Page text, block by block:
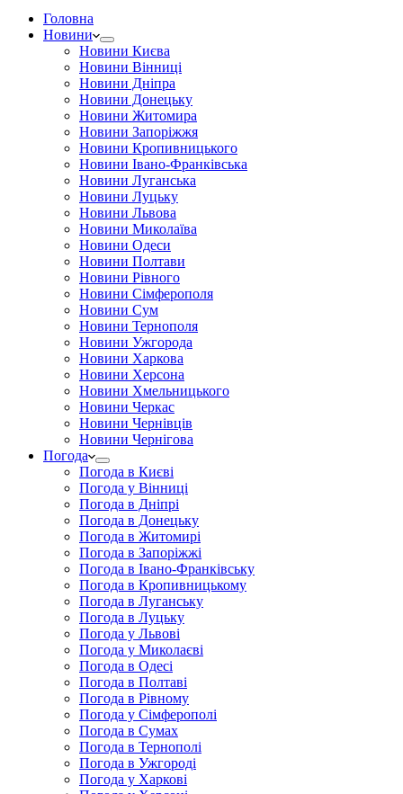
Головна
Новини
Новини Києва
Новини Вінниці
Новини Дніпра
Новини Донецьку
Новини Житомира
Новини Запоріжжя
Новини Кропивницького
Новини Івано-Франківська
Новини Луганська
Новини Луцьку
Новини Львова
Новини Миколаїва
Новини Одеси
Новини Полтави
Новини Рівного
Новини Сімферополя
Новини Сум
Новини Тернополя
Новини Ужгорода
Новини Харкова
Новини Херсона
Новини Хмельницького
Новини Черкас
Новини Чернівців
Новини Чернігова
Погода
Погода в Києві
Погода у Вінниці
Погода в Дніпрі
Погода в Донецьку
Погода в Житомирі
Погода в Запоріжжі
Погода в Івано-Франківську
Погода в Кропивницькому
Погода в Луганську
Погода в Луцьку
Погода у Львові
Погода у Миколаєві
Погода в Одесі
Погода в Полтаві
Погода в Рівному
Погода у Сімферополі
Погода в Сумах
Погода в Тернополі
Погода в Ужгороді
Погода у Харкові